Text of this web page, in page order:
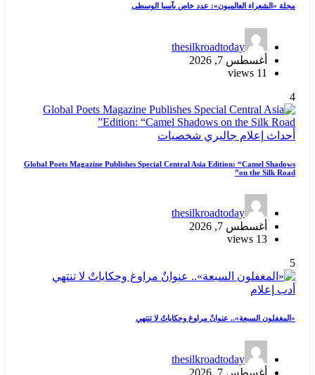
مجلة «الشعراء العالميون»: عدد خاص بآسيا الوسطى
thesilkroadtoday
أغسطس 7, 2026
11 views
4
أحداث إعلام جاليري شخصيات
Global Poets Magazine Publishes Special Central Asia Edition: “Camel Shadows
on the Silk Road”
thesilkroadtoday
أغسطس 7, 2026
13 views
5
أدب إعلام
«المغفلون السبعة».. عنوانٌ مراوغ وحكاياتٌ لا تنتهي
thesilkroadtoday
أغسطس 7, 2026